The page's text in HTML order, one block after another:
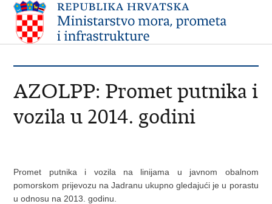
AZOLPP: Promet putnika i
vozila u 2014. godini
Promet putnika i vozila na linijama u javnom obalnom
pomorskom prijevozu na Jadranu ukupno gledajući je u porastu
u odnosu na 2013. godinu.